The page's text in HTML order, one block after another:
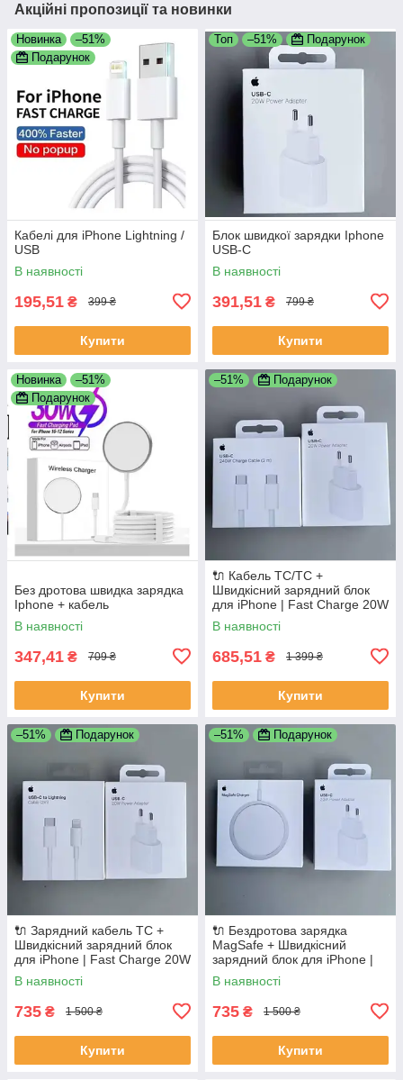
Акційні пропозиції та новинки
Новинка
–51%
Подарунок
Кабелі для iPhone Lightning /
USB
В наявності
195,51 ₴ 399 ₴
Купити
Топ –51% Подарунок
Блок швидкої зарядки Iphone
USB-C
В наявності
391,51 ₴ 799 ₴
Купити
Новинка
–51%
Подарунок
Без дротова швидка зарядка
Iphone + кабель
В наявності
347,41 ₴ 709 ₴
Купити
–51% Подарунок
🔌 Кабель ТС/ТС +
Швидкісний зарядний блок
для iPhone | Fast Charge 20W
В наявності
685,51 ₴ 1 399 ₴
Купити
–51% Подарунок
🔌 Зарядний кабель ТС +
Швидкісний зарядний блок
для iPhone | Fast Charge 20W
В наявності
735 ₴ 1 500 ₴
Купити
–51% Подарунок
🔌 Бездротова зарядка
MagSafe + Швидкісний
зарядний блок для iPhone |
Fast Charge
В наявності
735 ₴ 1 500 ₴
Купити